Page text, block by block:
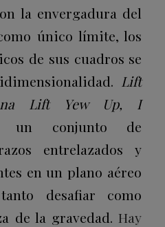
la envergadura del
único límite, los
de sus cuadros se
Lift
Lift Yew Up, I
un conjunto de
entrelazados y
en un plano aéreo
desafiar como
de la gravedad. Hay